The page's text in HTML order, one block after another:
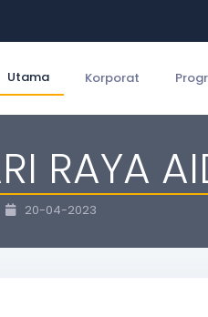
Utama Korporat
RAYA
20-04-2023